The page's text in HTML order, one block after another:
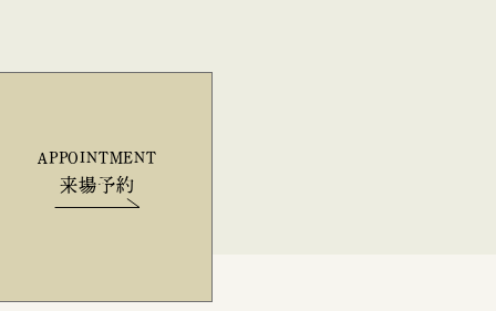
APPOINTMENT
来場予約